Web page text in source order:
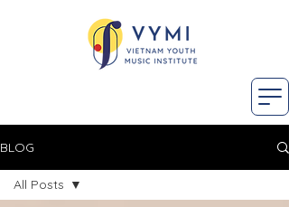
BLOG
All Posts